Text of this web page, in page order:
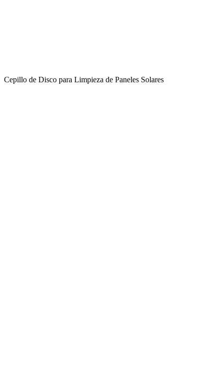
Cepillo de Disco para Limpieza de Paneles Solares